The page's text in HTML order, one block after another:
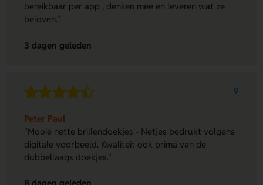
bereikbaar per app , denken mee en leveren wat ze
beloven."
3 dagen geleden
9
Peter Paul
"Mooie nette brillendoekjes - Netjes bedrukt volgens
digitale voorbeeld. Kwaliteit ook prima van de
dubbellaags doekjes."